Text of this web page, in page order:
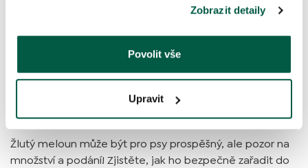
Zobrazit detaily
Povolit vše
Upravit
Mohou psi žlutý meloun? Pozor dejte na
9. 6. 2025|3 min čtení
Žlutý meloun může být pro psy prospěšný, ale pozor na
množství a podání! Zjistěte, jak ho bezpečně zařadit do